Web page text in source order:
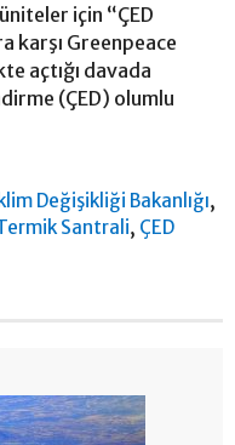
için “ÇED
karşı Greenpeace
açtığı davada
(ÇED) olumlu
Değişikliği Bakanlığı,
Santrali, ÇED